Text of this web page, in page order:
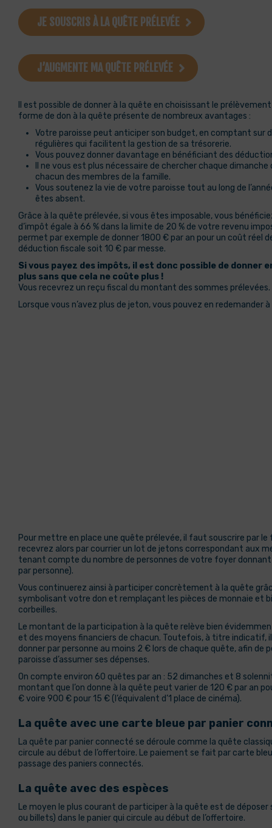
JE SOUSCRIS À LA QUÊTE PRÉLEVÉE
J’AUGMENTE MA QUÊTE PRÉLEVÉE
Il est possible de donner à la quête en choisissant le
forme de don à la quête présente de nombreux avantages :
Votre paroisse peut anticiper son budget, en comptant sur
régulières qui facilitent la gestion de sa trésorerie.
Vous pouvez donner davantage en bénéficiant des
Il ne vous est plus nécessaire de chercher chaque dimanche
chacun des membres de la famille.
Vous soutenez la vie de votre paroisse tout au long de
êtes absent.
Grâce à la quête prélevée, si vous êtes imposable, vous
d’impôt égale à 66 % dans la limite de 20 % de votre revenu
permet par exemple de donner 1800 € par an pour un coût réel
déduction fiscale soit 10 € par messe.
Si vous payez des impôts, il est donc possible de donner
plus sans que cela ne coûte plus !
Vous recevrez un reçu fiscal du montant des sommes prélevées.
Lorsque vous n’avez plus de jeton, vous pouvez en redemander
Pour mettre en place une quête prélevée, il faut souscrire par le
recevrez alors par courrier un lot de jetons correspondant aux
tenant compte du nombre de personnes de votre foyer
par personne).
Vous continuerez ainsi à participer concrètement à la quête
symbolisant votre don et remplaçant les pièces de monnaie et
corbeilles.
Le montant de la participation à la quête relève bien
et des moyens financiers de chacun. Toutefois, à titre indicatif,
donner par personne au moins 2 € lors de chaque quête, afin de
paroisse d’assumer ses dépenses.
On compte environ 60 quêtes par an : 52 dimanches et 8
montant que l’on donne à la quête peut varier de 120 € par an
€ voire 900 € pour 15 € (l’équivalent d’1 place de cinéma).
La quête avec une carte bleue par panier
La quête par panier connecté se déroule comme la quête
circule au début de l’offertoire. Le paiement se fait par carte
passage des paniers connectés.
La quête avec des espèces
Le moyen le plus courant de participer à la quête est de déposer
ou billets) dans le panier qui circule au début de l’offertoire.